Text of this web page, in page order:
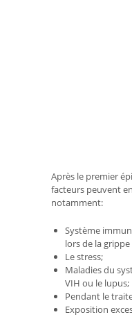
Après le premier
facteurs peuvent
notamment:
Système
lors de la
Le stress;
Maladies du
VIH ou le lupus;
Pendant le
Exposition